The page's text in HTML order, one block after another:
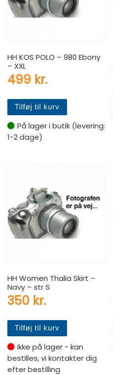
HH KOS POLO – 980 Ebony
– XXL
499 kr.
Tilføj til kurv
På lager i butik (levering:
1-2 dage)
HH Women Thalia Skirt –
Navy – str S
350 kr.
Tilføj til kurv
Ikke på lager - kan
bestilles, vi kontakter dig
efter bestilling